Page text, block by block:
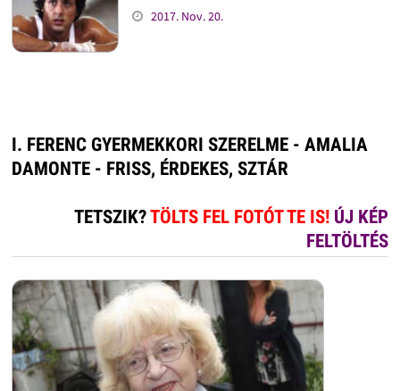
2017. Nov. 20.
I. FERENC GYERMEKKORI SZERELME - AMALIA
DAMONTE - FRISS, ÉRDEKES, SZTÁR
TETSZIK?TÖLTS FEL FOTÓT TE IS! ÚJ KÉP
FELTÖLTÉS